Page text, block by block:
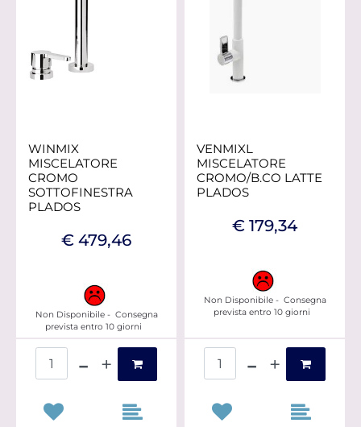
WINMIX
MISCELATORE
CROMO
SOTTOFINESTRA
PLADOS
€ 479,46
Non Disponibile - Consegna
prevista entro 10 giorni
VENMIXL
MISCELATORE
CROMO/B.CO LATTE
PLADOS
€ 179,34
Non Disponibile - Consegna
prevista entro 10 giorni